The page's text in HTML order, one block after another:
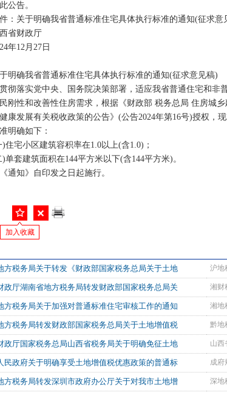
告。
关于明确我省普通标准住宅具体执行标准的通知(征求意
财政厅
12月27日
确我省普通标准住宅具体执行标准的通知(征求意见稿)
落实党中央、国务院决策部署，适应我省普通住宅和非
刚性和改善性住房需求，根据《财政部 税务总局 住房城
康发展有关税收政策的公告》(公告2024年第16号)授权，
明确如下：
宅小区建筑容积率在1.0以上(含1.0)；
建筑面积在144平方米以下(含144平方米)。
知》自印发之日起施行。
加入收藏
方税务局关于转发《财政部国家税务总局关于土地 沪地
政厅湖南省地方税务局转发财政部国家税务总局关 湘财
方税务局关于加强对普通标准住宅审核工作的通知 湘地
方税务局转发财政部国家税务总局关于土地增值税 黔地
政厅国家税务总局山西省税务局关于明确免征土地 山西
民政府关于明确享受土地增值税优惠政策的普通标 成府
方税务局转发深圳市政府办公厅关于对我市土地增 深地